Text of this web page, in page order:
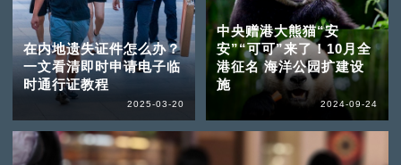
在内地遗失证件怎么办？
一文看清即时申请电子临
时通行证教程
2025-03-20
中央赠港大熊猫“安
安”“可可”来了！10月全
港征名 海洋公园扩建设
施
2024-09-24